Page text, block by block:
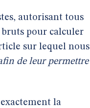
autorisant tous
bruts pour calculer
sur lequel nous
de leur permettre
la